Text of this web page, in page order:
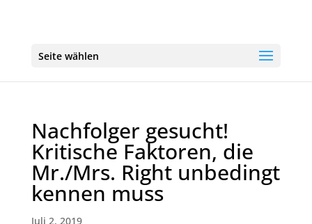
Seite wählen
Nachfolger gesucht!
Kritische Faktoren, die
Mr./Mrs. Right unbedingt
kennen muss
Juli 2, 2019